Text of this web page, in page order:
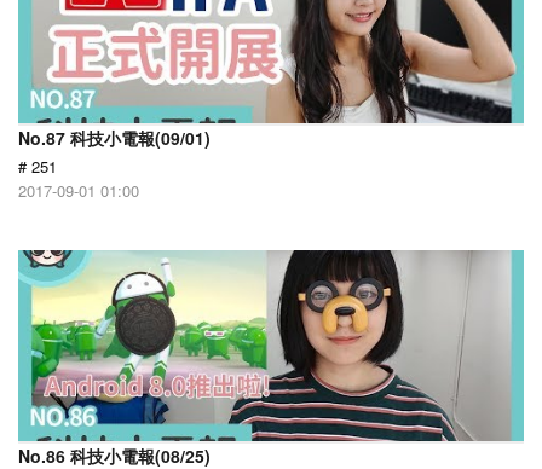
No.87 科技小電報(09/01)
# 251
2017-09-01 01:00
No.86 科技小電報(08/25)